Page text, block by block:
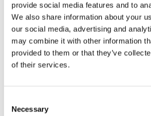
provide social media features and to
We also share information about your
our social media, advertising and
may combine it with other information
provided to them or that they’ve
of their services.
Selection
Necessary